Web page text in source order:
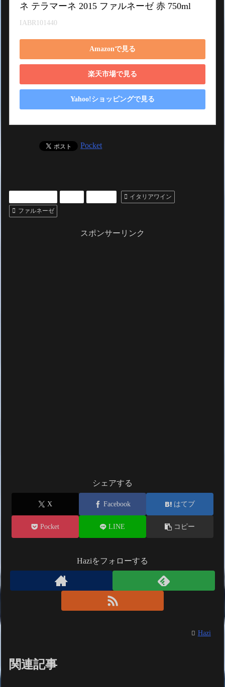
ネ テラマーネ 2015 ファルネーゼ 赤 750ml
IABR101440
Amazonで見る
楽天市場で見る
Yahoo!ショッピングで見る
Pocket
イタリアワイン
ファルネーゼ
スポンサーリンク
シェアする
X Facebook はてブ
Pocket LINE コピー
Haziをフォローする
Hazi
関連記事